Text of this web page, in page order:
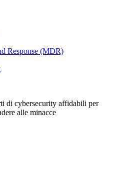
Response (MDR)
di cybersecurity affidabili per
alle minacce